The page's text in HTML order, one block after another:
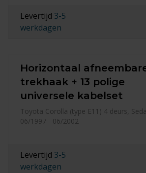
Levertijd 3-5
werkdagen
Horizontaal
trekhaak + 13 polige
universele kabelset
Toyota Corolla (type E11) 4 deurs,
06/1997 - 06/2002
Levertijd 3-5
werkdagen